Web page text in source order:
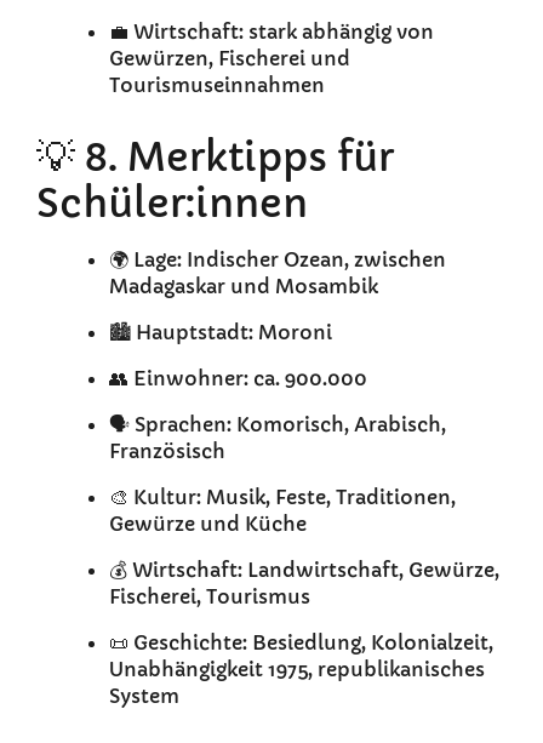
💼 Wirtschaft: stark abhängig von
Gewürzen, Fischerei und
Tourismuseinnahmen
💡 8. Merktipps für
Schüler:innen
🌍 Lage: Indischer Ozean, zwischen
Madagaskar und Mosambik
🏙️ Hauptstadt: Moroni
👥 Einwohner: ca. 900.000
🗣️ Sprachen: Komorisch, Arabisch,
Französisch
🎨 Kultur: Musik, Feste, Traditionen,
Gewürze und Küche
💰 Wirtschaft: Landwirtschaft, Gewürze,
Fischerei, Tourismus
📜 Geschichte: Besiedlung, Kolonialzeit,
Unabhängigkeit 1975, republikanisches
System